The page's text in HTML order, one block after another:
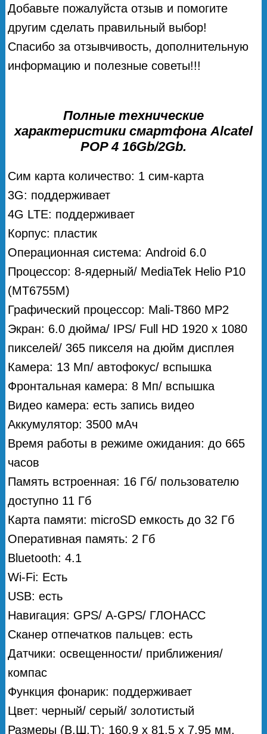
Добавьте пожалуйста отзыв и помогите
другим сделать правильный выбор!
Спасибо за отзывчивость, дополнительную
информацию и полезные советы!!!
Полные технические
характеристики смартфона Alcatel
POP 4 16Gb/2Gb.
Сим карта количество: 1 сим-карта
3G: поддерживает
4G LTE: поддерживает
Корпус: пластик
Операционная система: Android 6.0
Процессор: 8-ядерный/ MediaTek Helio P10
(MT6755M)
Графический процессор: Mali-T860 MP2
Экран: 6.0 дюйма/ IPS/ Full HD 1920 х 1080
пикселей/ 365 пикселя на дюйм дисплея
Камера: 13 Мп/ автофокус/ вспышка
Фронтальная камера: 8 Мп/ вспышка
Видео камера: есть запись видео
Аккумулятор: 3500 мАч
Время работы в режиме ожидания: до 665
часов
Память встроенная: 16 Гб/ пользователю
доступно 11 Гб
Карта памяти: microSD емкость до 32 Гб
Оперативная память: 2 Гб
Bluetooth: 4.1
Wi-Fi: Есть
USB: есть
Навигация: GPS/ А-GPS/ ГЛОНАСС
Сканер отпечатков пальцев: есть
Датчики: освещенности/ приближения/
компас
Функция фонарик: поддерживает
Цвет: черный/ серый/ золотистый
Размеры (В.Ш.Т): 160.9 x 81.5 x 7.95 мм.